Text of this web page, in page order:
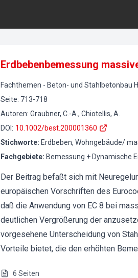
Erdbebenbemessung
Fachthemen - Beton- und Stahlbetonbau
Seite: 713-718
Autoren: Graubner, C.-A., Chiotellis, A.
DOI : 10.1002/best.200001360
Stichworte: Erdbeben, Wohngebäude/
Fachgebiete: Bemessung + Dynamische
Der Beitrag befaßt sich mit
europäischen Vorschriften des
daß die Anwendung von EC 8 bei
deutlichen Vergrößerung der
vorgesehene Unterscheidung von
Vorteile bietet, die den erhöhten
6 Seiten